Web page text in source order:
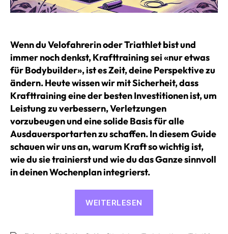
Wenn du Velofahrerin oder Triathlet bist und
immer noch denkst, Krafttraining sei «nur etwas
für Bodybuilder», ist es Zeit, deine Perspektive zu
ändern. Heute wissen wir mit Sicherheit, dass
Krafttraining eine der besten Investitionen ist, um
Leistung zu verbessern, Verletzungen
vorzubeugen und eine solide Basis für alle
Ausdauersportarten zu schaffen. In diesem Guide
schauen wir uns an, warum Kraft so wichtig ist,
wie du sie trainierst und wie du das Ganze sinnvoll
in deinen Wochenplan integrierst.
WEITERLESEN